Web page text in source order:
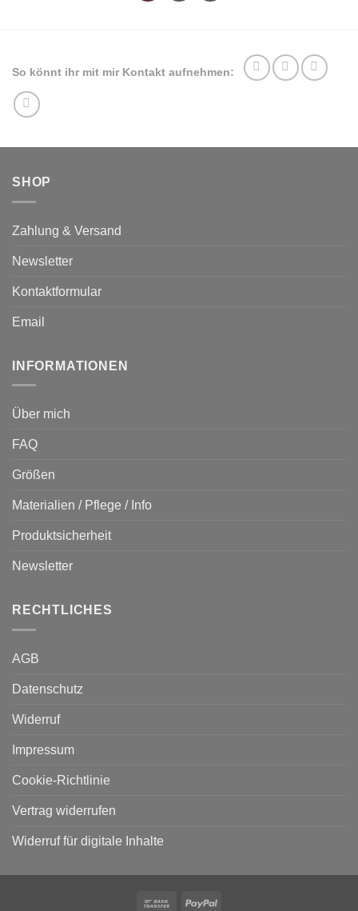
So könnt ihr mit mir Kontakt aufnehmen:
SHOP
Zahlung & Versand
Newsletter
Kontaktformular
Email
INFORMATIONEN
Über mich
FAQ
Größen
Materialien / Pflege / Info
Produktsicherheit
Newsletter
RECHTLICHES
AGB
Datenschutz
Widerruf
Impressum
Cookie-Richtlinie
Vertrag widerrufen
Widerruf für digitale Inhalte
Bank PayPal